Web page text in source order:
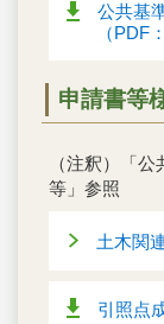
公共基
（PDF
申請書等
（注釈）「
等」参照
土木関
引照点